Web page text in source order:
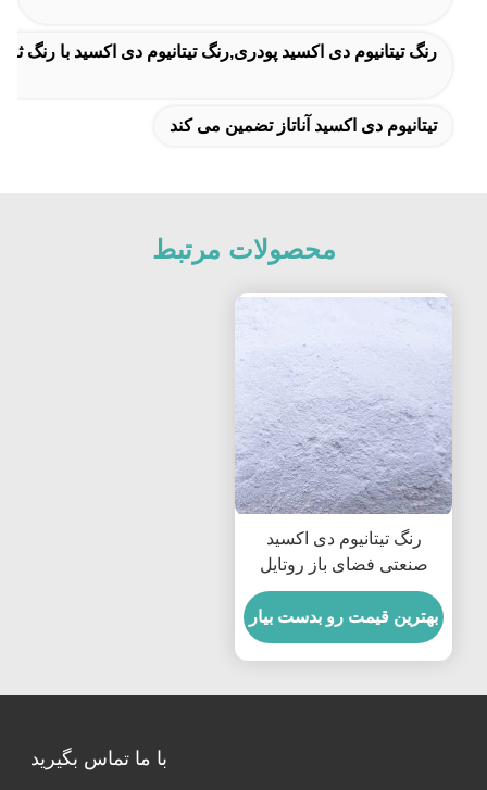
رنگ تیتانیوم دی اکسید پودری,رنگ تیتانیوم دی اکسید با رنگ
تیتانیوم دی اکسید آناتاز تضمین می کند
محصولات مرتبط
رنگ تیتانیوم دی اکسید
صنعتی فضای باز روتایل
R681 98٪
بهترین قیمت رو بدست بیار
با ما تماس بگیرید